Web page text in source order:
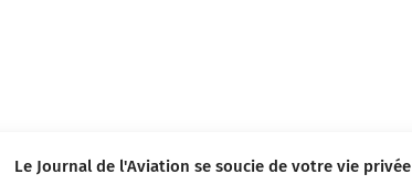
Le Journal de l'Aviation se soucie de votre vie privée